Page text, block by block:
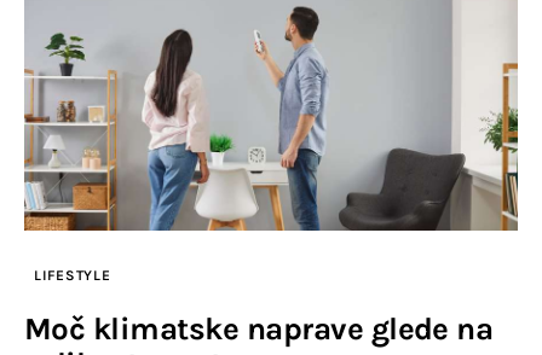
LIFESTYLE
Moč klimatske naprave glede na